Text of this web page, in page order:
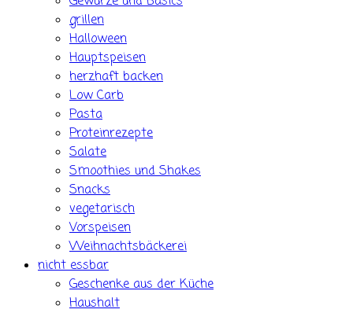
grillen
Halloween
Hauptspeisen
herzhaft backen
Low Carb
Pasta
Proteinrezepte
Salate
Smoothies und Shakes
Snacks
vegetarisch
Vorspeisen
Weihnachtsbäckerei
nicht essbar
Geschenke aus der Küche
Haushalt